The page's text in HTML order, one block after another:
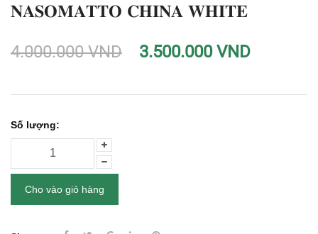
𝐍𝐀𝐒𝐎𝐌𝐀𝐓𝐓𝐎 𝐂𝐇𝐈𝐍𝐀 𝐖𝐇𝐈𝐓𝐄
4.000.000 VND 3.500.000 VND
Số lượng:
Cho vào giỏ hàng